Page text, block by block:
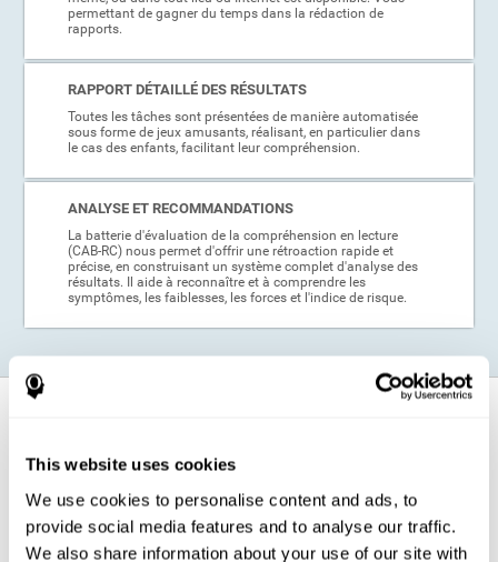
This website uses cookies
We use cookies to personalise content and ads, to
provide social media features and to analyse our traffic.
We also share information about your use of our site with
permettant de gagner du temps dans la rédaction de
rapports.
RAPPORT DÉTAILLÉ DES RÉSULTATS
Toutes les tâches sont présentées de manière automatisée
sous forme de jeux amusants, réalisant, en particulier dans
le cas des enfants, facilitant leur compréhension.
ANALYSE ET RECOMMANDATIONS
La batterie d'évaluation de la compréhension en lecture
(CAB-RC) nous permet d'offrir une rétroaction rapide et
précise, en construisant un système complet d'analyse des
résultats. Il aide à reconnaître et à comprendre les
symptômes, les faiblesses, les forces et l'indice de risque.
compréhension en lecture?
Grâce à ses excellentes qualités psychométriques et à sa facilité
d'application, le test de compréhension de lecture CogniFit (CAB-RC)
peut être très utile dans une grande variété de cas. Par exemple, si un